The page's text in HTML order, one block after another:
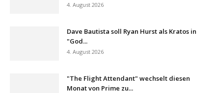
4. August 2026
Dave Bautista soll Ryan Hurst als Kratos in
"God...
4. August 2026
"The Flight Attendant" wechselt diesen
Monat von Prime zu...